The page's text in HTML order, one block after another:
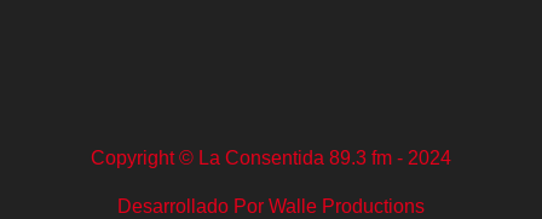
Copyright © La Consentida 89.3 fm - 2024
Desarrollado Por Walle Productions